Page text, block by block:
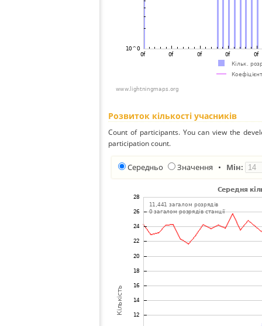
Розвиток кількості учасників
Count of participants. You can view the
participation count.
Середньо Значення • Мін: